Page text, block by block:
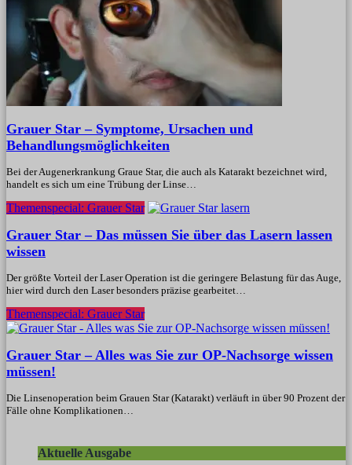
Grauer Star – Symptome, Ursachen und
Behandlungsmöglichkeiten
Bei der Augenerkrankung Graue Star, die auch als Katarakt bezeichnet wird,
handelt es sich um eine Trübung der Linse…
Themenspecial: Grauer Star
Grauer Star – Das müssen Sie über das Lasern lassen
wissen
Der größte Vorteil der Laser Operation ist die geringere Belastung für das Auge,
hier wird durch den Laser besonders präzise gearbeitet…
Themenspecial: Grauer Star
Grauer Star – Alles was Sie zur OP-Nachsorge wissen
müssen!
Die Linsenoperation beim Grauen Star (Katarakt) verläuft in über 90 Prozent der
Fälle ohne Komplikationen…
Aktuelle Ausgabe